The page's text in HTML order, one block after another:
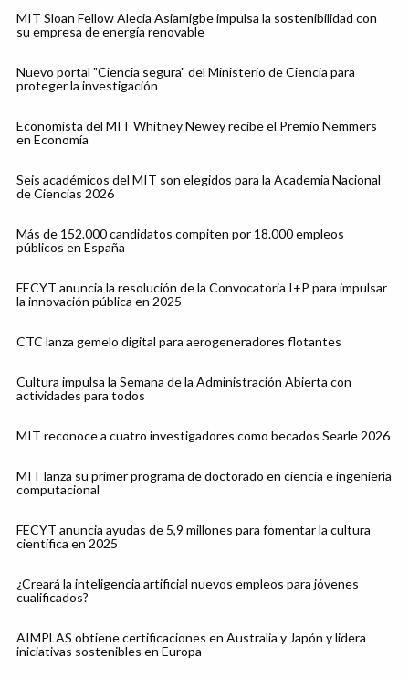
MIT Sloan Fellow Alecia Asiamigbe impulsa la sostenibilidad con
su empresa de energía renovable
Nuevo portal "Ciencia segura" del Ministerio de Ciencia para
proteger la investigación
Economista del MIT Whitney Newey recibe el Premio Nemmers
en Economía
Seis académicos del MIT son elegidos para la Academia Nacional
de Ciencias 2026
Más de 152.000 candidatos compiten por 18.000 empleos
públicos en España
FECYT anuncia la resolución de la Convocatoria I+P para impulsar
la innovación pública en 2025
CTC lanza gemelo digital para aerogeneradores flotantes
Cultura impulsa la Semana de la Administración Abierta con
actividades para todos
MIT reconoce a cuatro investigadores como becados Searle 2026
MIT lanza su primer programa de doctorado en ciencia e ingeniería
computacional
FECYT anuncia ayudas de 5,9 millones para fomentar la cultura
científica en 2025
¿Creará la inteligencia artificial nuevos empleos para jóvenes
cualificados?
AIMPLAS obtiene certificaciones en Australia y Japón y lidera
iniciativas sostenibles en Europa